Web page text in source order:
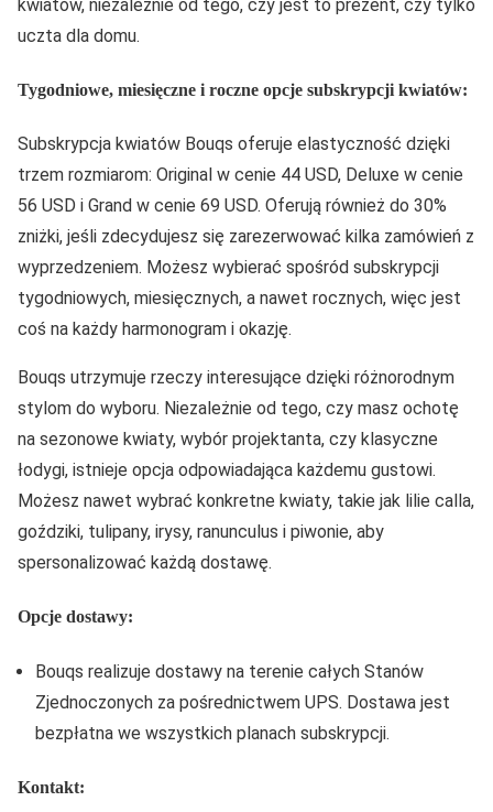
kwiatów, niezależnie od tego, czy jest to prezent, czy tylko
uczta dla domu.
Tygodniowe, miesięczne i roczne opcje subskrypcji kwiatów:
Subskrypcja kwiatów Bouqs oferuje elastyczność dzięki
trzem rozmiarom: Original w cenie 44 USD, Deluxe w cenie
56 USD i Grand w cenie 69 USD. Oferują również do 30%
zniżki, jeśli zdecydujesz się zarezerwować kilka zamówień z
wyprzedzeniem. Możesz wybierać spośród subskrypcji
tygodniowych, miesięcznych, a nawet rocznych, więc jest
coś na każdy harmonogram i okazję.
Bouqs utrzymuje rzeczy interesujące dzięki różnorodnym
stylom do wyboru. Niezależnie od tego, czy masz ochotę
na sezonowe kwiaty, wybór projektanta, czy klasyczne
łodygi, istnieje opcja odpowiadająca każdemu gustowi.
Możesz nawet wybrać konkretne kwiaty, takie jak lilie calla,
goździki, tulipany, irysy, ranunculus i piwonie, aby
spersonalizować każdą dostawę.
Opcje dostawy:
Bouqs realizuje dostawy na terenie całych Stanów
Zjednoczonych za pośrednictwem UPS. Dostawa jest
bezpłatna we wszystkich planach subskrypcji.
Kontakt: